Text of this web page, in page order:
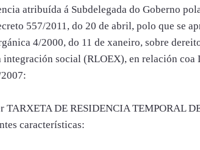
atribuída á Subdelegada do Goberno
557/2011, do 20 de abril, polo que se
4/2000, do 11 de xaneiro, sobre
integración social (RLOEX), en relación
TARXETA DE RESIDENCIA TEMPORAL
características: